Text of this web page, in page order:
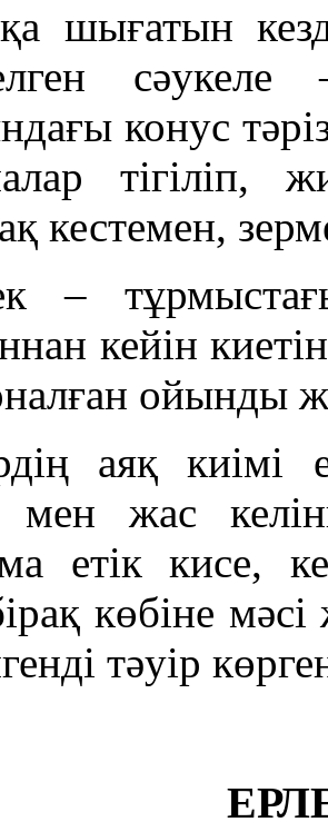
шығатын
конус
тігіліп,
кестемен,
–
кейін
ойынды
аяқ киімі
мен жас
етік кисе,
көбіне
тәуір